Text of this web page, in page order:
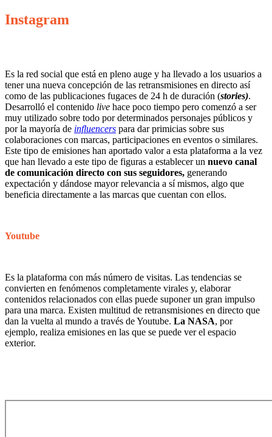
Instagram
Es la red social que está en pleno auge y ha llevado a los usuarios a
tener una nueva concepción de las retransmisiones en directo así
como de las publicaciones fugaces de 24 h de duración (stories).
Desarrolló el contenido live hace poco tiempo pero comenzó a ser
muy utilizado sobre todo por determinados personajes públicos y
por la mayoría de influencers para dar primicias sobre sus
colaboraciones con marcas, participaciones en eventos o similares.
Este tipo de emisiones han aportado valor a esta plataforma a la vez
que han llevado a este tipo de figuras a establecer un nuevo canal
de comunicación directo con sus seguidores, generando
expectación y dándose mayor relevancia a sí mismos, algo que
beneficia directamente a las marcas que cuentan con ellos.
Youtube
Es la plataforma con más número de visitas. Las tendencias se
convierten en fenómenos completamente virales y, elaborar
contenidos relacionados con ellas puede suponer un gran impulso
para una marca. Existen multitud de retransmisiones en directo que
dan la vuelta al mundo a través de Youtube. La NASA, por
ejemplo, realiza emisiones en las que se puede ver el espacio
exterior.